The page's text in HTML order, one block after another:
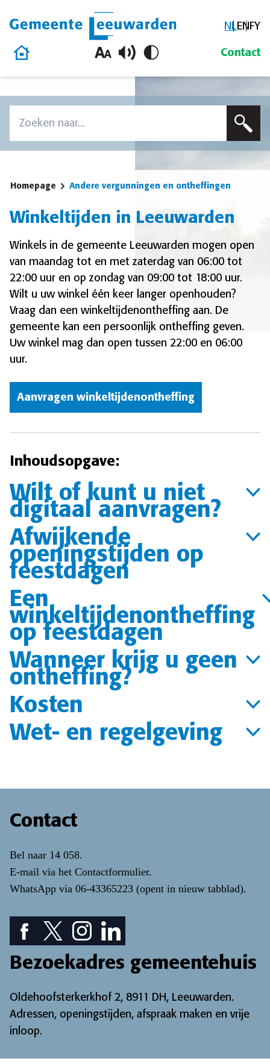
Gemeente Leeuwarden NLENFY
Homepage
Contact
Homepage Andere vergunningen en ontheffingen
Winkeltijden in Leeuwarden
Winkels in de gemeente Leeuwarden mogen open
van maandag tot en met zaterdag van 06:00 tot
22:00 uur en op zondag van 09:00 tot 18:00 uur.
Wilt u uw winkel één keer langer openhouden?
Vraag dan een winkeltijdenontheffing aan. De
gemeente kan een persoonlijk ontheffing geven.
Uw winkel mag dan open tussen 22:00 en 06:00
uur.
Aanvragen winkeltijdenontheffing
Inhoudsopgave:
Wilt of kunt u niet
digitaal aanvragen?
Afwijkende
openingstijden op
feestdagen
Een
winkeltijdenontheffing
op feestdagen
Wanneer krijg u geen
ontheffing?
Kosten
Wet- en regelgeving
Contact
Bel naar 14 058.
E-mail via het Contactformulier.
WhatsApp via 06-43365223 (opent in nieuw tabblad).
Facebook pictogram: bekijk onze Facebook pagina
Twitter pictogram: bekijk onze Twitter pagina
Instagram pictogram: bekijk onze
LinkedIn pictogram: bekijk onze
Bezoekadres gemeentehuis
Oldehoofsterkerkhof 2, 8911 DH, Leeuwarden.
Adressen, openingstijden, afspraak maken en vrije
inloop.